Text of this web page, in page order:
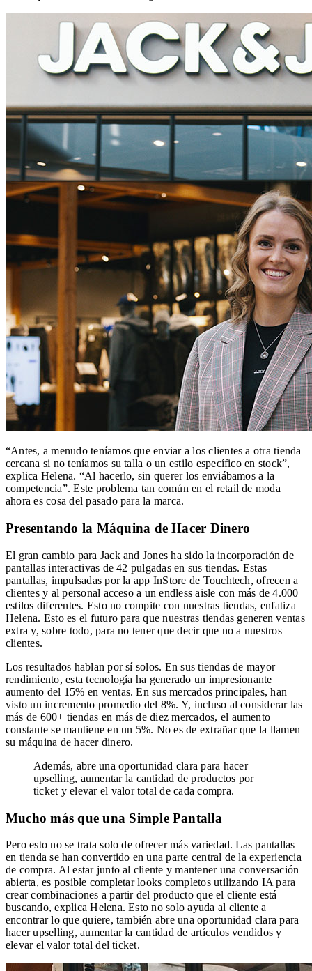
“Antes, a menudo teníamos que enviar a los clientes a otra tienda
cercana si no teníamos su talla o un estilo específico en stock”,
explica Helena. “Al hacerlo, sin querer los enviábamos a la
competencia”. Este problema tan común en el retail de moda
ahora es cosa del pasado para la marca.
Presentando la Máquina de Hacer Dinero
El gran cambio para Jack and Jones ha sido la incorporación de
pantallas interactivas de 42 pulgadas en sus tiendas. Estas
pantallas, impulsadas por la app InStore de Touchtech, ofrecen a
clientes y al personal acceso a un endless aisle con más de 4.000
estilos diferentes. Esto no compite con nuestras tiendas, enfatiza
Helena. Esto es el futuro para que nuestras tiendas generen ventas
extra y, sobre todo, para no tener que decir que no a nuestros
clientes.
Los resultados hablan por sí solos. En sus tiendas de mayor
rendimiento, esta tecnología ha generado un impresionante
aumento del 15% en ventas. En sus mercados principales, han
visto un incremento promedio del 8%. Y, incluso al considerar las
más de 600+ tiendas en más de diez mercados, el aumento
constante se mantiene en un 5%. No es de extrañar que la llamen
su máquina de hacer dinero.
Además, abre una oportunidad clara para hacer
upselling, aumentar la cantidad de productos por
ticket y elevar el valor total de cada compra.
Mucho más que una Simple Pantalla
Pero esto no se trata solo de ofrecer más variedad. Las pantallas
en tienda se han convertido en una parte central de la experiencia
de compra. Al estar junto al cliente y mantener una conversación
abierta, es posible completar looks completos utilizando IA para
crear combinaciones a partir del producto que el cliente está
buscando, explica Helena. Esto no solo ayuda al cliente a
encontrar lo que quiere, también abre una oportunidad clara para
hacer upselling, aumentar la cantidad de artículos vendidos y
elevar el valor total del ticket.